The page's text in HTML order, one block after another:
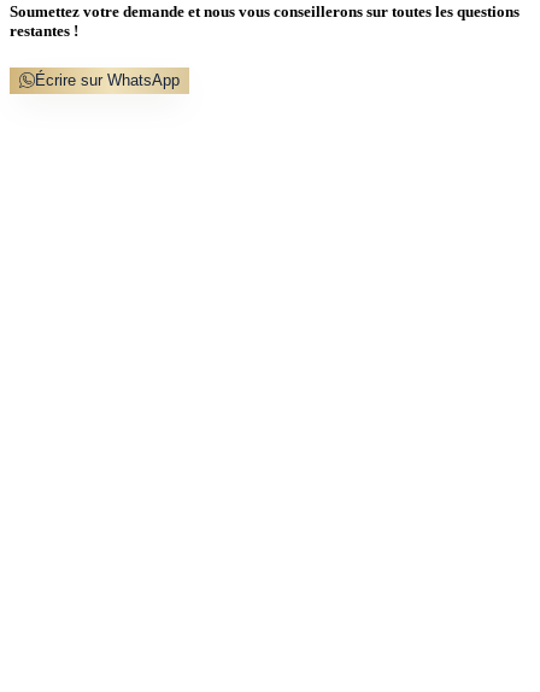
Soumettez votre demande et nous vous conseillerons sur toutes les questions
restantes !
Écrire sur WhatsApp